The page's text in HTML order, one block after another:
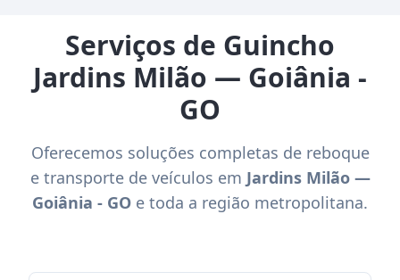
Serviços de Guincho
Jardins Milão — Goiânia -
GO
Oferecemos soluções completas de reboque
e transporte de veículos em Jardins Milão —
Goiânia - GO e toda a região metropolitana.